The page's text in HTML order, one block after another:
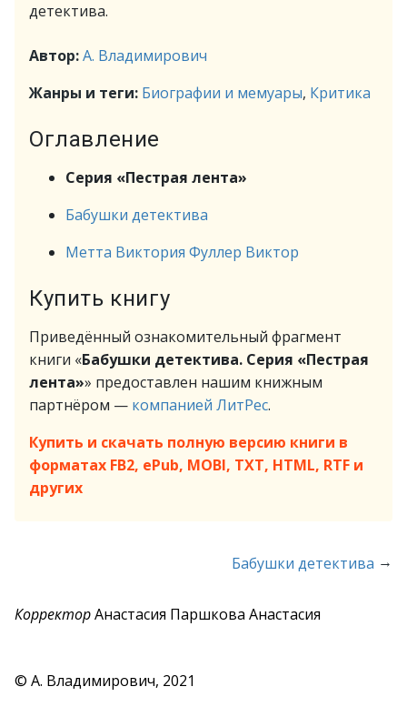
детектива.
Автор:А. Владимирович
Жанры и теги: Биографии и мемуары, Критика
Оглавление
Серия «Пестрая лента»
Бабушки детектива
Метта Виктория Фуллер Виктор
Купить книгу
Приведённый ознакомительный фрагмент
книги «Бабушки детектива. Серия «Пестрая
лента»» предоставлен нашим книжным
партнёром — компанией ЛитРес.
Купить и скачать полную версию книги в
форматах FB2, ePub, MOBI, TXT, HTML, RTF и
других
Бабушки детектива →
КорректорАнастасия Паршкова Анастасия
© А. Владимирович, 2021